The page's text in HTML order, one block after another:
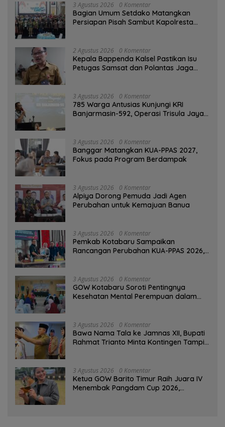
3 Agustus 2026 0 Komentar
Bagian Umum Setdako Matangkan
Persiapan Pisah Sambut Kapolresta
2 Agustus 2026 0 Komentar
Kepala Bappenda Kalsel Pastikan Isu
Petugas Samsat dan Polantas Jaga
3 Agustus 2026 0 Komentar
785 Warga Antusias Kunjungi KRI
Banjarmasin-592, Operasi Trisula Jaya
3 Agustus 2026 0 Komentar
‎Banggar Matangkan KUA-PPAS 2027,
Fokus pada Program Berdampak
3 Agustus 2026 0 Komentar
‎Alpiya Dorong Pemuda Jadi Agen
Perubahan untuk Kemajuan Banua ‎
3 Agustus 2026 0 Komentar
Pemkab Kotabaru Sampaikan
Rancangan Perubahan KUA-PPAS 2026,
3 Agustus 2026 0 Komentar
GOW Kotabaru Soroti Pentingnya
Kesehatan Mental Perempuan dalam
3 Agustus 2026 0 Komentar
Bawa Nama Tala ke Jamnas XII, Bupati
Rahmat Trianto Minta Kontingen Tampil
3 Agustus 2026 0 Komentar
Ketua GOW Barito Timur Raih Juara IV
Menembak Pangdam Cup 2026,